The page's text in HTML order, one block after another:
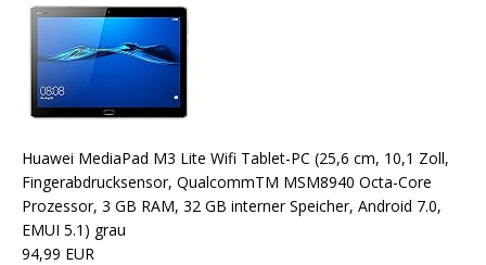
Huawei MediaPad M3 Lite Wifi Tablet-PC (25,6 cm, 10,1 Zoll,
Fingerabdrucksensor, QualcommTM MSM8940 Octa-Core
Prozessor, 3 GB RAM, 32 GB interner Speicher, Android 7.0,
EMUI 5.1) grau
94,99 EUR